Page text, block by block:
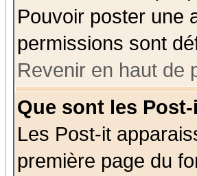
Pouvoir poster une
permissions sont
Revenir en haut de
Que sont les
Les Post-it
première page du